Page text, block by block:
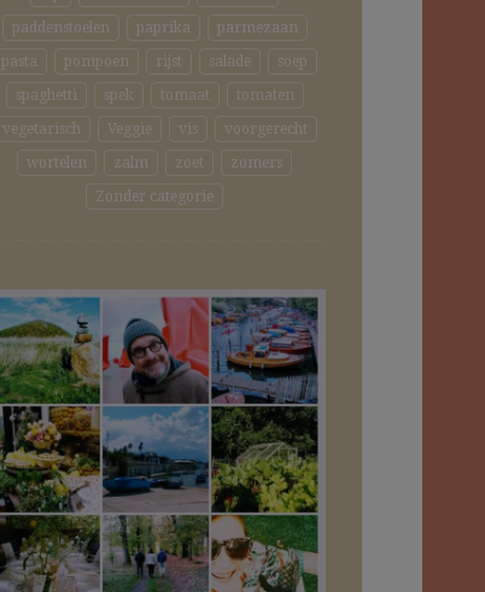
paddenstoelen
paprika
parmezaan
pasta
pompoen rijst salade
soep
spaghetti
spek tomaat
tomaten
vegetarisch
Veggie vis
voorgerecht
wortelen
zalm zoet
zomers
Zonder categorie